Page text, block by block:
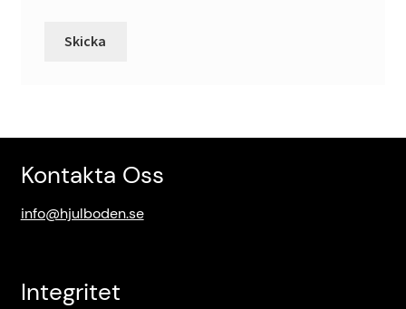
Kontakta Oss
info@hjulboden.se
Integritet